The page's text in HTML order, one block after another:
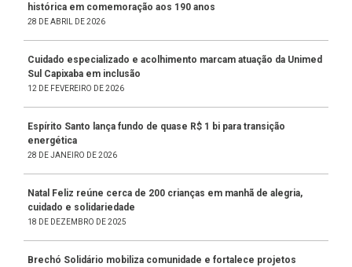
histórica em comemoração aos 190 anos
28 DE ABRIL DE 2026
Cuidado especializado e acolhimento marcam atuação da Unimed
Sul Capixaba em inclusão
12 DE FEVEREIRO DE 2026
Espírito Santo lança fundo de quase R$ 1 bi para transição
energética
28 DE JANEIRO DE 2026
Natal Feliz reúne cerca de 200 crianças em manhã de alegria,
cuidado e solidariedade
18 DE DEZEMBRO DE 2025
Brechó Solidário mobiliza comunidade e fortalece projetos